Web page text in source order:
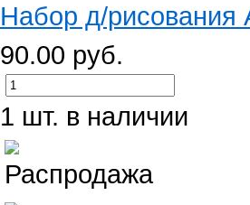
Набор д/
90.00 руб.
1 шт. в наличии